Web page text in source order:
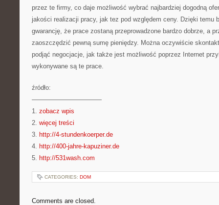
przez te firmy, co daje możliwość wybrać najbardziej dogodną
jakości realizacji pracy, jak tez pod względem ceny. Dzięki temu
gwarancję, że prace zostaną przeprowadzone bardzo dobrze, a
zaoszczędzić pewną sumę pieniędzy. Można oczywiście
podjąć negocjacje, jak także jest możliwość poprzez Internet
wykonywane są te prace.
źródło:
———————————
1. zobacz wpis
2. więcej treści
3. http://4-stundenkoerper.de
4. http://400-jahre-kapuziner.de
5. http://531wash.com
CATEGORIES: DOM
Comments are closed.